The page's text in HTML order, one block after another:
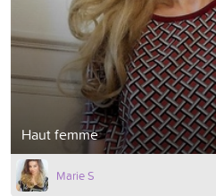
Haut femme
Marie S